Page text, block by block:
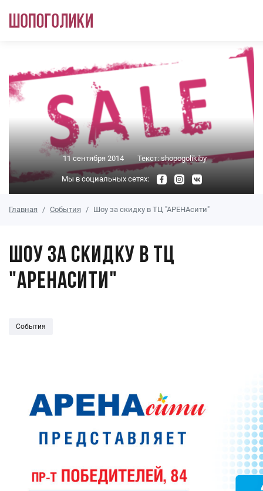
11 сентября 2014 Текст: shopogolikiby
Мы в социальных сетях:
Главная События Шоу за скидку в ТЦ "АРЕНАсити"
Шоу за скидку в ТЦ
"АРЕНАсити"
События